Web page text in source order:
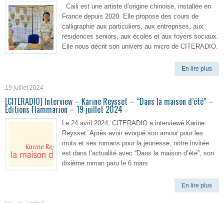
Caili est une artiste d’origine chinoise, installée en
France depuis 2020. Elle propose des cours de
calligraphie aux particuliers, aux entreprises, aux
résidences seniors, aux écoles et aux foyers sociaux.
Elle nous décrit son univers au micro de CITERADIO.
En lire plus
19 juillet 2024
[CITERADIO] Interview – Karine Reysset – “Dans la maison d’été” –
Éditions Flammarion – 19 juillet 2024
Le 24 avril 2024, CITERADIO a interviewé Karine
Reysset. Après avoir évoqué son amour pour les
mots et ses romans pour la jeunesse, notre invitée
est dans l’actualité avec “Dans la maison d’été”, son
dixième roman paru le 6 mars
En lire plus